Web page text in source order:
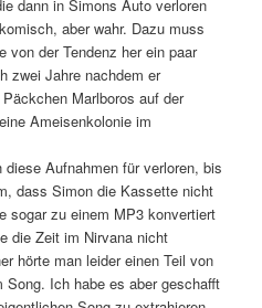
dann in Simons Auto verloren
aber wahr. Dazu muss
von der Tendenz her ein paar
zwei Jahre nachdem er
Marlboros auf der
Ameisenkolonie im
Aufnahmen für verloren, bis
dass Simon die Kassette nicht
sogar zu einem MP3 konvertiert
die Zeit im Nirvana nicht
hörte man leider einen Teil von
Ich habe es aber geschafft